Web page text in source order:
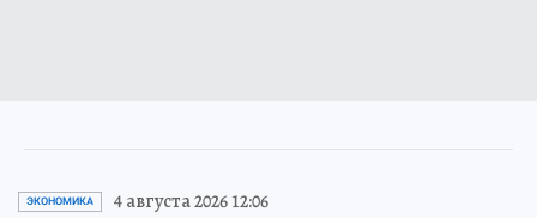
ЭКОНОМИКА 4 августа 2026 12:06